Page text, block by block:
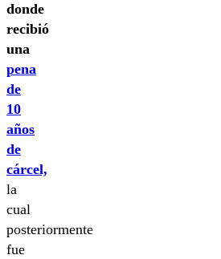
donde
recibió
una
pena
de
10
años
de
cárcel,
la
cual
posteriormente
fue